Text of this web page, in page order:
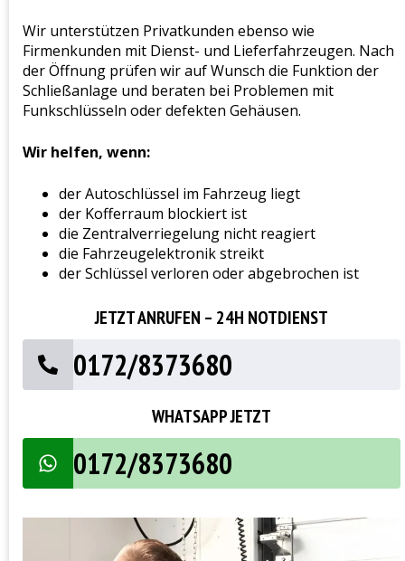
Wir unterstützen Privatkunden ebenso wie
Firmenkunden mit Dienst- und Lieferfahrzeugen. Nach
der Öffnung prüfen wir auf Wunsch die Funktion der
Schließanlage und beraten bei Problemen mit
Funkschlüsseln oder defekten Gehäusen.
Wir helfen, wenn:
der Autoschlüssel im Fahrzeug liegt
der Kofferraum blockiert ist
die Zentralverriegelung nicht reagiert
die Fahrzeugelektronik streikt
der Schlüssel verloren oder abgebrochen ist
JETZT ANRUFEN – 24H NOTDIENST
0172/8373680
WHATSAPP JETZT
0172/8373680